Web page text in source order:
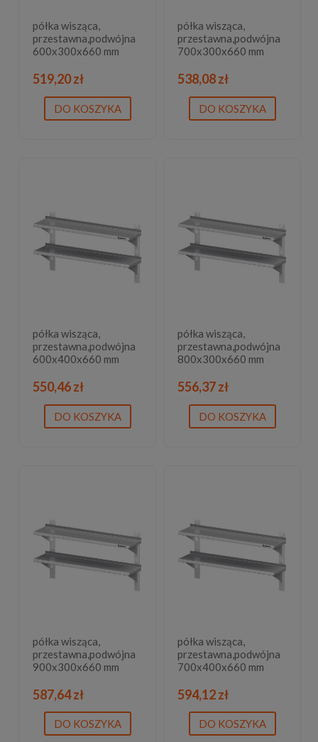
półka wisząca,
przestawna,podwójna
600x300x660 mm
519,20 zł
DO KOSZYKA
półka wisząca,
przestawna,podwójna
700x300x660 mm
538,08 zł
DO KOSZYKA
półka wisząca,
przestawna,podwójna
600x400x660 mm
550,46 zł
DO KOSZYKA
półka wisząca,
przestawna,podwójna
800x300x660 mm
556,37 zł
DO KOSZYKA
półka wisząca,
przestawna,podwójna
900x300x660 mm
587,64 zł
DO KOSZYKA
półka wisząca,
przestawna,podwójna
700x400x660 mm
594,12 zł
DO KOSZYKA